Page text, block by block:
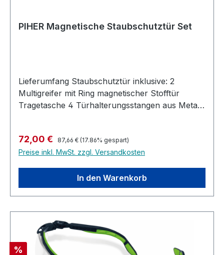
PIHER Magnetische Staubschutztür Set
Lieferumfang Staubschutztür inklusive: 2
Multigreifer mit Ring magnetischer Stofftür
Tragetasche 4 Türhalterungsstangen aus Metall
ohne Handbetätigung Magnete halten die Tür
geschlossen, um Staub zu vermeiden Tür lässt
sich in der gewünschten Höhe anbringen Länge
der Öffnung: max. 2 Meter Wiederverwendbar
Verwendbar mit den PIHER Lastenstangen
Verkaufspreis:
72,00 € Regulärer Preis:
87,66 € (17.86% gespart)
Preise inkl. MwSt. zzgl. Versandkosten
In den Warenkorb
Rabatt
%